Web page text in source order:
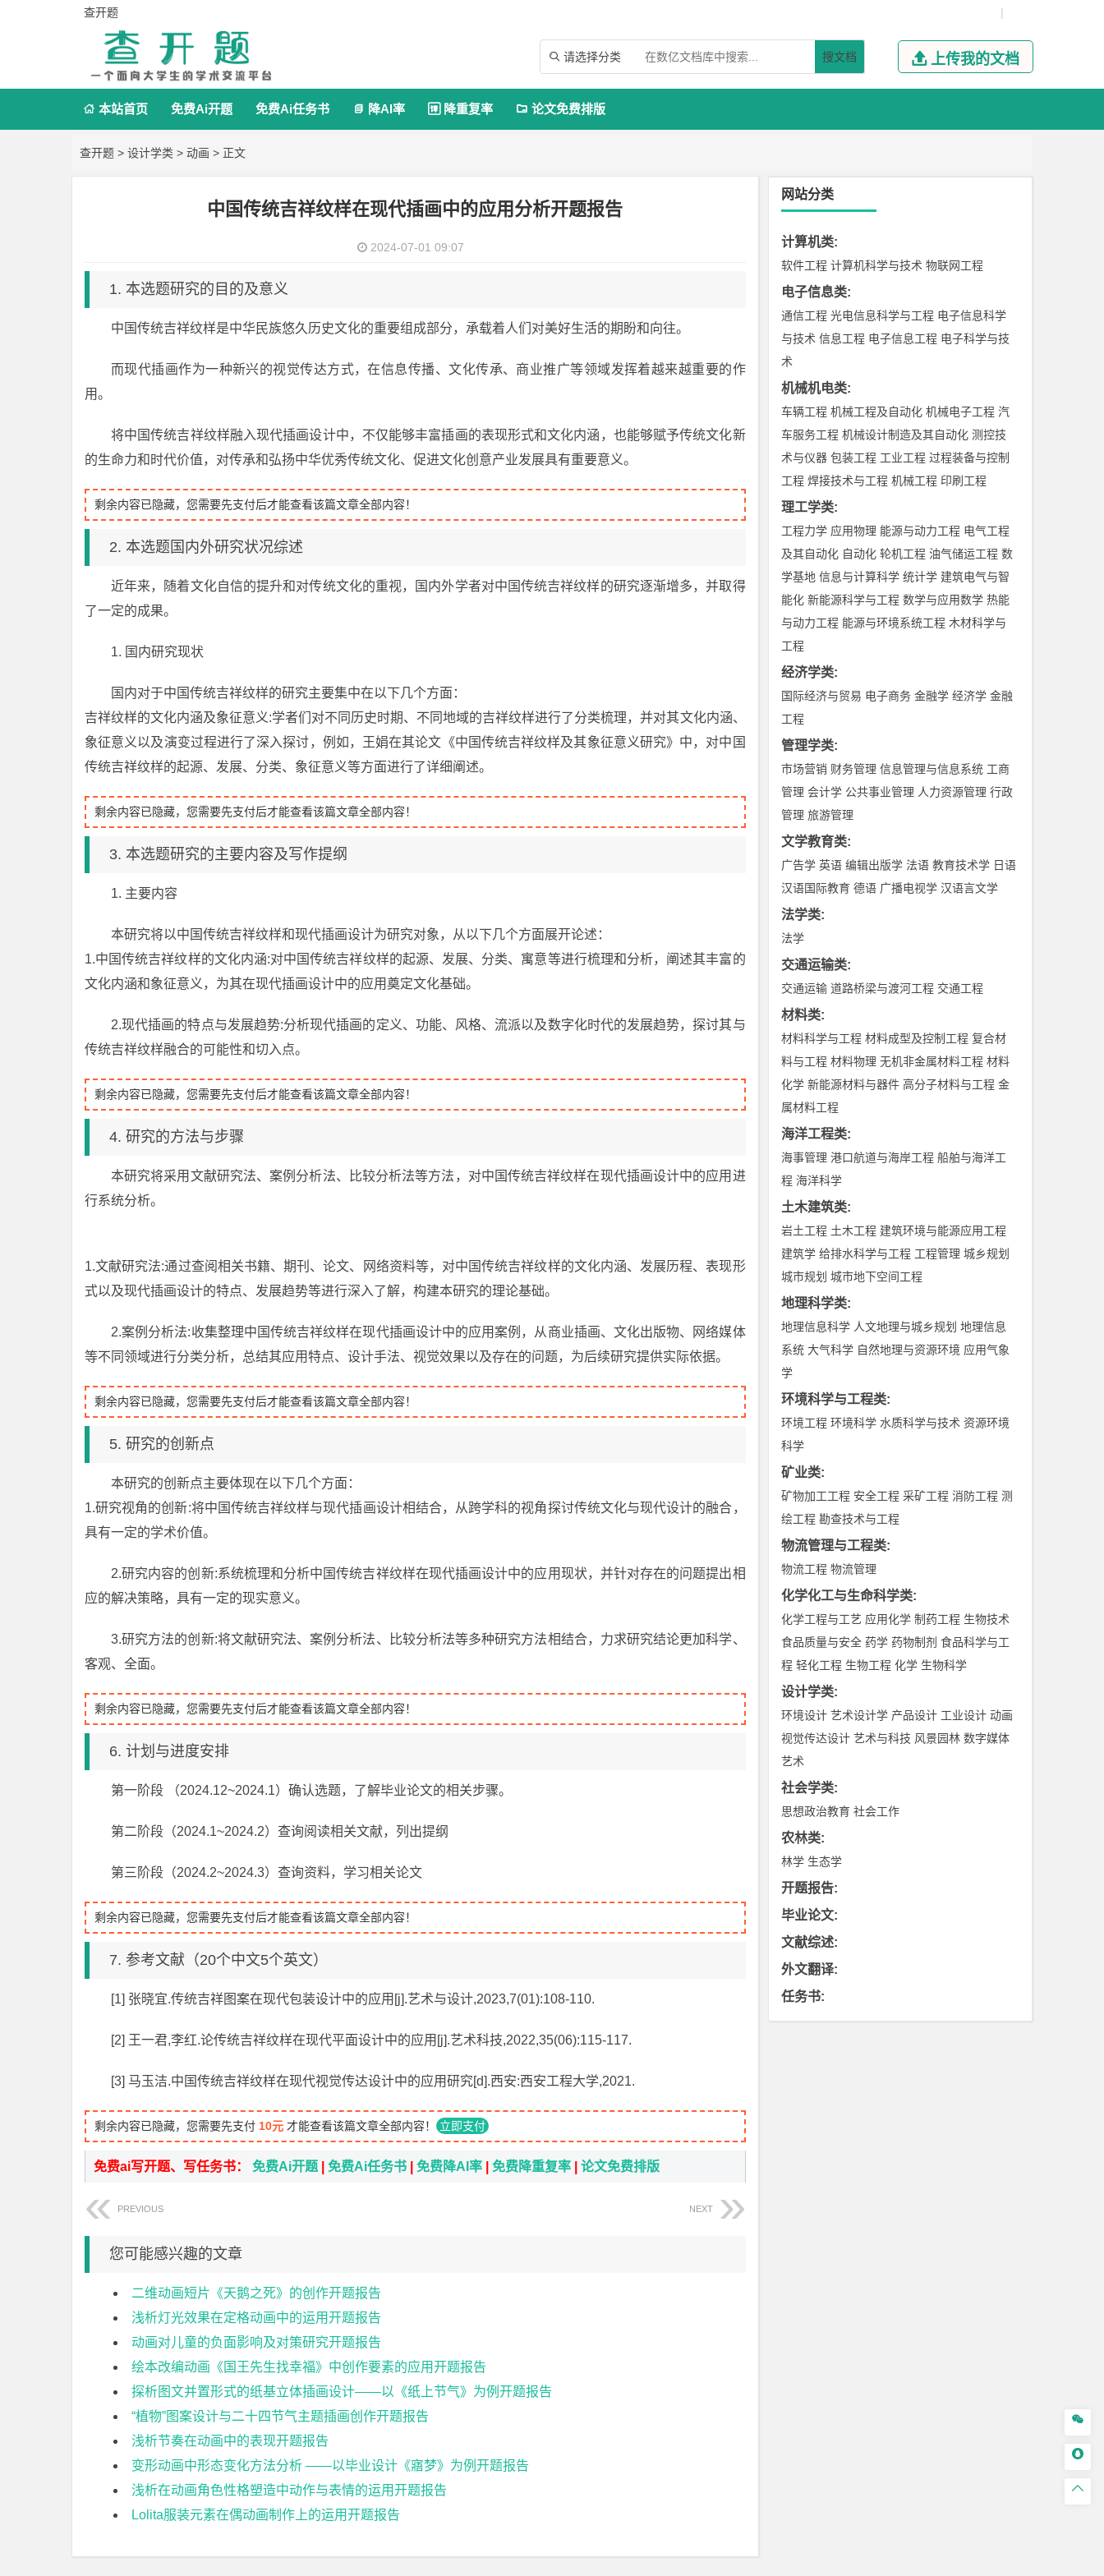
查开题 |
 请选择分类 搜文档  上传我的文档
 本站首页 免费Ai开题 免费Ai任务书  降AI率  降重复率  论文免费排版
查开题 > 设计学类 > 动画 > 正文
中国传统吉祥纹样在现代插画中的应用分析开题报告
2024-07-01 09:07
1. 本选题研究的目的及意义
中国传统吉祥纹样是中华民族悠久历史文化的重要组成部分，承载着人们对美好生活的期盼和向往。
而现代插画作为一种新兴的视觉传达方式，在信息传播、文化传承、商业推广等领域发挥着越来越重要的作
用。
将中国传统吉祥纹样融入现代插画设计中，不仅能够丰富插画的表现形式和文化内涵，也能够赋予传统文化新
的生命力和时代价值，对传承和弘扬中华优秀传统文化、促进文化创意产业发展具有重要意义。
剩余内容已隐藏，您需要先支付后才能查看该篇文章全部内容！
2. 本选题国内外研究状况综述
近年来，随着文化自信的提升和对传统文化的重视，国内外学者对中国传统吉祥纹样的研究逐渐增多，并取得
了一定的成果。
1. 国内研究现状
国内对于中国传统吉祥纹样的研究主要集中在以下几个方面：
吉祥纹样的文化内涵及象征意义:学者们对不同历史时期、不同地域的吉祥纹样进行了分类梳理，并对其文化内涵、
象征意义以及演变过程进行了深入探讨，例如，王娟在其论文《中国传统吉祥纹样及其象征意义研究》中，对中国
传统吉祥纹样的起源、发展、分类、象征意义等方面进行了详细阐述。
剩余内容已隐藏，您需要先支付后才能查看该篇文章全部内容！
3. 本选题研究的主要内容及写作提纲
1. 主要内容
本研究将以中国传统吉祥纹样和现代插画设计为研究对象，从以下几个方面展开论述：
1.中国传统吉祥纹样的文化内涵:对中国传统吉祥纹样的起源、发展、分类、寓意等进行梳理和分析，阐述其丰富的
文化内涵和象征意义，为其在现代插画设计中的应用奠定文化基础。
2.现代插画的特点与发展趋势:分析现代插画的定义、功能、风格、流派以及数字化时代的发展趋势，探讨其与
传统吉祥纹样融合的可能性和切入点。
剩余内容已隐藏，您需要先支付后才能查看该篇文章全部内容！
4. 研究的方法与步骤
本研究将采用文献研究法、案例分析法、比较分析法等方法，对中国传统吉祥纹样在现代插画设计中的应用进
行系统分析。
1.文献研究法:通过查阅相关书籍、期刊、论文、网络资料等，对中国传统吉祥纹样的文化内涵、发展历程、表现形
式以及现代插画设计的特点、发展趋势等进行深入了解，构建本研究的理论基础。
2.案例分析法:收集整理中国传统吉祥纹样在现代插画设计中的应用案例，从商业插画、文化出版物、网络媒体
等不同领域进行分类分析，总结其应用特点、设计手法、视觉效果以及存在的问题，为后续研究提供实际依据。
剩余内容已隐藏，您需要先支付后才能查看该篇文章全部内容！
5. 研究的创新点
本研究的创新点主要体现在以下几个方面：
1.研究视角的创新:将中国传统吉祥纹样与现代插画设计相结合，从跨学科的视角探讨传统文化与现代设计的融合，
具有一定的学术价值。
2.研究内容的创新:系统梳理和分析中国传统吉祥纹样在现代插画设计中的应用现状，并针对存在的问题提出相
应的解决策略，具有一定的现实意义。
3.研究方法的创新:将文献研究法、案例分析法、比较分析法等多种研究方法相结合，力求研究结论更加科学、
客观、全面。
剩余内容已隐藏，您需要先支付后才能查看该篇文章全部内容！
6. 计划与进度安排
第一阶段 （2024.12~2024.1）确认选题，了解毕业论文的相关步骤。
第二阶段（2024.1~2024.2）查询阅读相关文献，列出提纲
第三阶段（2024.2~2024.3）查询资料，学习相关论文
剩余内容已隐藏，您需要先支付后才能查看该篇文章全部内容！
7. 参考文献（20个中文5个英文）
[1] 张晓宜.传统吉祥图案在现代包装设计中的应用[j].艺术与设计,2023,7(01):108-110.
[2] 王一君,李红.论传统吉祥纹样在现代平面设计中的应用[j].艺术科技,2022,35(06):115-117.
[3] 马玉洁.中国传统吉祥纹样在现代视觉传达设计中的应用研究[d].西安:西安工程大学,2021.
剩余内容已隐藏，您需要先支付 10元 才能查看该篇文章全部内容！ 立即支付
免费ai写开题、写任务书： 免费Ai开题 免费Ai任务书 免费降AI率 免费降重复率 论文免费排版
PREVIOUS NEXT
您可能感兴趣的文章
二维动画短片《天鹅之死》的创作开题报告
浅析灯光效果在定格动画中的运用开题报告
动画对儿童的负面影响及对策研究开题报告
绘本改编动画《国王先生找幸福》中创作要素的应用开题报告
探析图文并置形式的纸基立体插画设计——以《纸上节气》为例开题报告
“植物”图案设计与二十四节气主题插画创作开题报告
浅析节奏在动画中的表现开题报告
变形动画中形态变化方法分析 ——以毕业设计《寤梦》为例开题报告
浅析在动画角色性格塑造中动作与表情的运用开题报告
Lolita服装元素在偶动画制作上的运用开题报告
网站分类
计算机类:
软件工程 计算机科学与技术 物联网工程
电子信息类:
通信工程 光电信息科学与工程 电子信息科学
与技术 信息工程 电子信息工程 电子科学与技
术
机械机电类:
车辆工程 机械工程及自动化 机械电子工程 汽
车服务工程 机械设计制造及其自动化 测控技
术与仪器 包装工程 工业工程 过程装备与控制
工程 焊接技术与工程 机械工程 印刷工程
理工学类:
工程力学 应用物理 能源与动力工程 电气工程
及其自动化 自动化 轮机工程 油气储运工程 数
学基地 信息与计算科学 统计学 建筑电气与智
能化 新能源科学与工程 数学与应用数学 热能
与动力工程 能源与环境系统工程 木材科学与
工程
经济学类:
国际经济与贸易 电子商务 金融学 经济学 金融
工程
管理学类:
市场营销 财务管理 信息管理与信息系统 工商
管理 会计学 公共事业管理 人力资源管理 行政
管理 旅游管理
文学教育类:
广告学 英语 编辑出版学 法语 教育技术学 日语
汉语国际教育 德语 广播电视学 汉语言文学
法学类:
法学
交通运输类:
交通运输 道路桥梁与渡河工程 交通工程
材料类:
材料科学与工程 材料成型及控制工程 复合材
料与工程 材料物理 无机非金属材料工程 材料
化学 新能源材料与器件 高分子材料与工程 金
属材料工程
海洋工程类:
海事管理 港口航道与海岸工程 船舶与海洋工
程 海洋科学
土木建筑类:
岩土工程 土木工程 建筑环境与能源应用工程
建筑学 给排水科学与工程 工程管理 城乡规划
城市规划 城市地下空间工程
地理科学类:
地理信息科学 人文地理与城乡规划 地理信息
系统 大气科学 自然地理与资源环境 应用气象
学
环境科学与工程类:
环境工程 环境科学 水质科学与技术 资源环境
科学
矿业类:
矿物加工工程 安全工程 采矿工程 消防工程 测
绘工程 勘查技术与工程
物流管理与工程类:
物流工程 物流管理
化学化工与生命科学类:
化学工程与工艺 应用化学 制药工程 生物技术
食品质量与安全 药学 药物制剂 食品科学与工
程 轻化工程 生物工程 化学 生物科学
设计学类:
环境设计 艺术设计学 产品设计 工业设计 动画
视觉传达设计 艺术与科技 风景园林 数字媒体
艺术
社会学类:
思想政治教育 社会工作
农林类:
林学 生态学
开题报告:
毕业论文:
文献综述:
外文翻译:
任务书:


